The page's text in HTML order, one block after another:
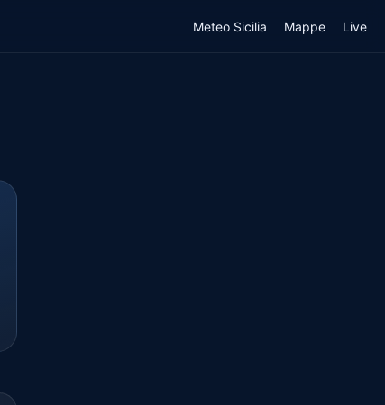
Meteo Sicilia Mappe Live